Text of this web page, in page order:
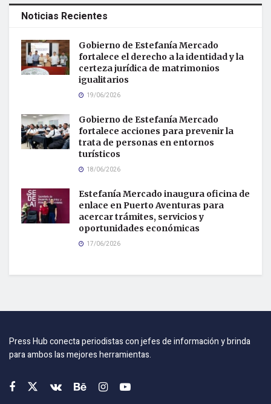
Noticias Recientes
Gobierno de Estefanía Mercado
fortalece el derecho a la identidad y la
certeza jurídica de matrimonios
igualitarios
19/06/2026
Gobierno de Estefanía Mercado
fortalece acciones para prevenir la
trata de personas en entornos
turísticos
18/06/2026
Estefanía Mercado inaugura oficina de
enlace en Puerto Aventuras para
acercar trámites, servicios y
oportunidades económicas
17/06/2026
Press Hub conecta periodistas con jefes de información y brinda
para ambos las mejores herramientas.